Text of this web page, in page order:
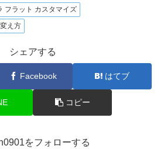
フラット カスタマイズ
え方
シェアする
Facebook はてブ
コピー
をフォローする